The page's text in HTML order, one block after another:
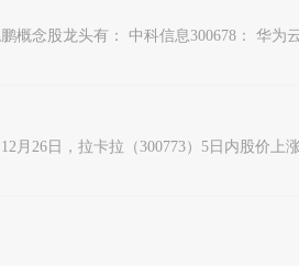
念股龙头有： 中科信息300678： 华
26日，拉卡拉（300773）5日内股价上